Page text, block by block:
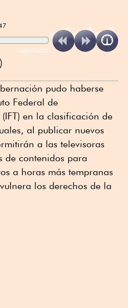
ReadSpeaker
pudo haberse
Federal de
en la clasificación de
al publicar nuevos
a las televisoras
de contenidos para
a horas más tempranas
los derechos de la